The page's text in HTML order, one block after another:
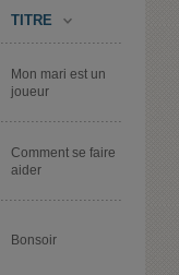
TITRE
Mon mari est un
joueur
Comment se faire
aider
Bonsoir